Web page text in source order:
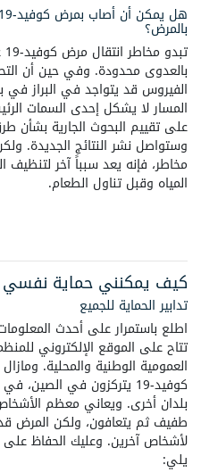
بالمرض؟
بالعدوى محدودة. وفي حين أن
الفيروس قد يتواجد في البراز في
المسار لا يشكل إحدى السمات
وستواصل نشر النتائج الجديدة.
مخاطر، فإنه يعد سبباً آخر لتنظيف
المياه وقبل تناول الطعام.
كيف يمكنني حماية نفسي
تدابير الحماية للجميع
تتاح على الموقع الإلكتروني
العمومية الوطنية والمحلية.
كوفيد-19 يتركزون في
بلدان أخرى. ويعاني معظم
طفيف ثم يتعافون، ولكن المرض
لأشخاص آخرين. وعليك الحفاظ على
يلي: